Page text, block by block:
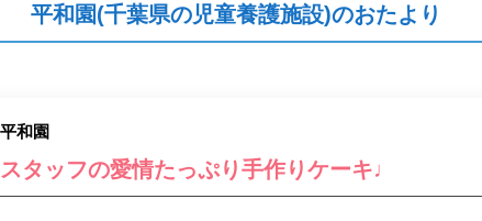
平和園(千葉県の児童養護施設)のおたより
平和園
スタッフの愛情たっぷり手作りケーキ♩